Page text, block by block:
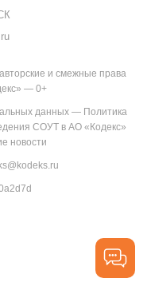
и смежные права
— 0+
данных— Политика
СОУТ в АО «Кодекс»
новости